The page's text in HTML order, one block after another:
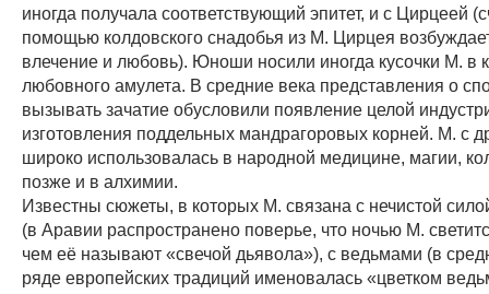
иногда получала соответствующий эпитет, и с Цирцеей
помощью колдовского снадобья из M. Цирцея
влечение и любовь). Юноши носили иногда кусочки M. в
любовного амулета. В средние века представления о
вызывать зачатие обусловили появление целой
изготовления поддельных мандрагоровых корней. M. с
широко использовалась в народной медицине, магии,
позже и в алхимии.
Известны сюжеты, в которых M. связана с нечистой
(в Аравии распространено поверье, что ночью M.
чем её называют «свечой дьявола»), с ведьмами (в
ряде европейских традиций именовалась «цветком